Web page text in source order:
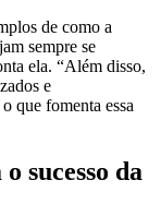
de como a
sempre se
ela. “Além disso,
e
que fomenta essa
sucesso da